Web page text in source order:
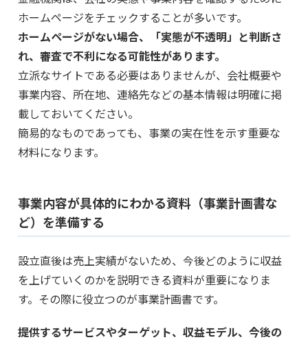
ホームページをチェックすることが多いです。
ホームページがない場合、「実態が不透明」と判断さ
れ、審査で不利になる可能性があります。
立派なサイトである必要はありませんが、会社概要や
事業内容、所在地、連絡先などの基本情報は明確に掲
載しておいてください。
簡易的なものであっても、事業の実在性を示す重要な
材料になります。
事業内容が具体的にわかる資料（事業計画書な
ど）を準備する
設立直後は売上実績がないため、今後どのように収益
を上げていくのかを説明できる資料が重要になりま
す。その際に役立つのが事業計画書です。
提供するサービスやターゲット、収益モデル、今後の